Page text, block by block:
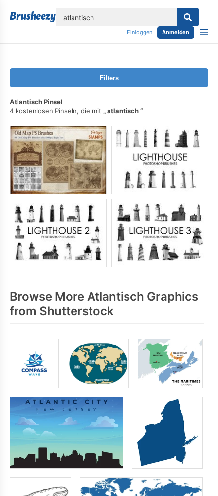
Einloggen Anmelden
Filters
Atlantisch Pinsel
4 kostenlosen Pinseln, die mit
atlantisch
Browse More Atlantisch Graphics
from Shutterstock